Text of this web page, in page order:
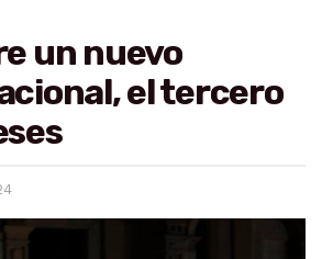
un nuevo
el tercero